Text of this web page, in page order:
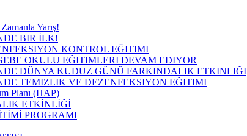
Yarış!
BIR İLK!
KONTROL EĞITIMI
OKULU EĞITIMLERI DEVAM EDIYOR
DÜNYA KUDUZ GÜNÜ FARKINDALIK ETKINLIĞI
TEMIZLIK VE DEZENFEKSIYON EĞITIMI
Planı (HAP)
ETKİNLİĞİ
PROGRAMI